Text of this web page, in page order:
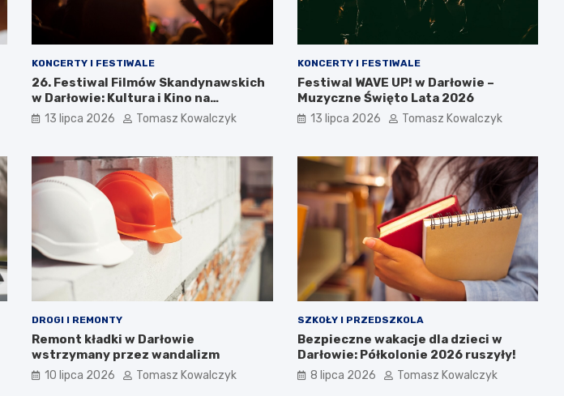
KONCERTY I FESTIWALE
26. Festiwal Filmów Skandynawskich
w Darłowie: Kultura i Kino na
Wyciągnięcie Ręki
13 lipca 2026 Tomasz Kowalczyk
KONCERTY I FESTIWALE
Festiwal WAVE UP! w Darłowie –
Muzyczne Święto Lata 2026
13 lipca 2026 Tomasz Kowalczyk
DROGI I REMONTY
Remont kładki w Darłowie
wstrzymany przez wandalizm
10 lipca 2026 Tomasz Kowalczyk
SZKOŁY I PRZEDSZKOLA
Bezpieczne wakacje dla dzieci w
Darłowie: Półkolonie 2026 ruszyły!
8 lipca 2026 Tomasz Kowalczyk